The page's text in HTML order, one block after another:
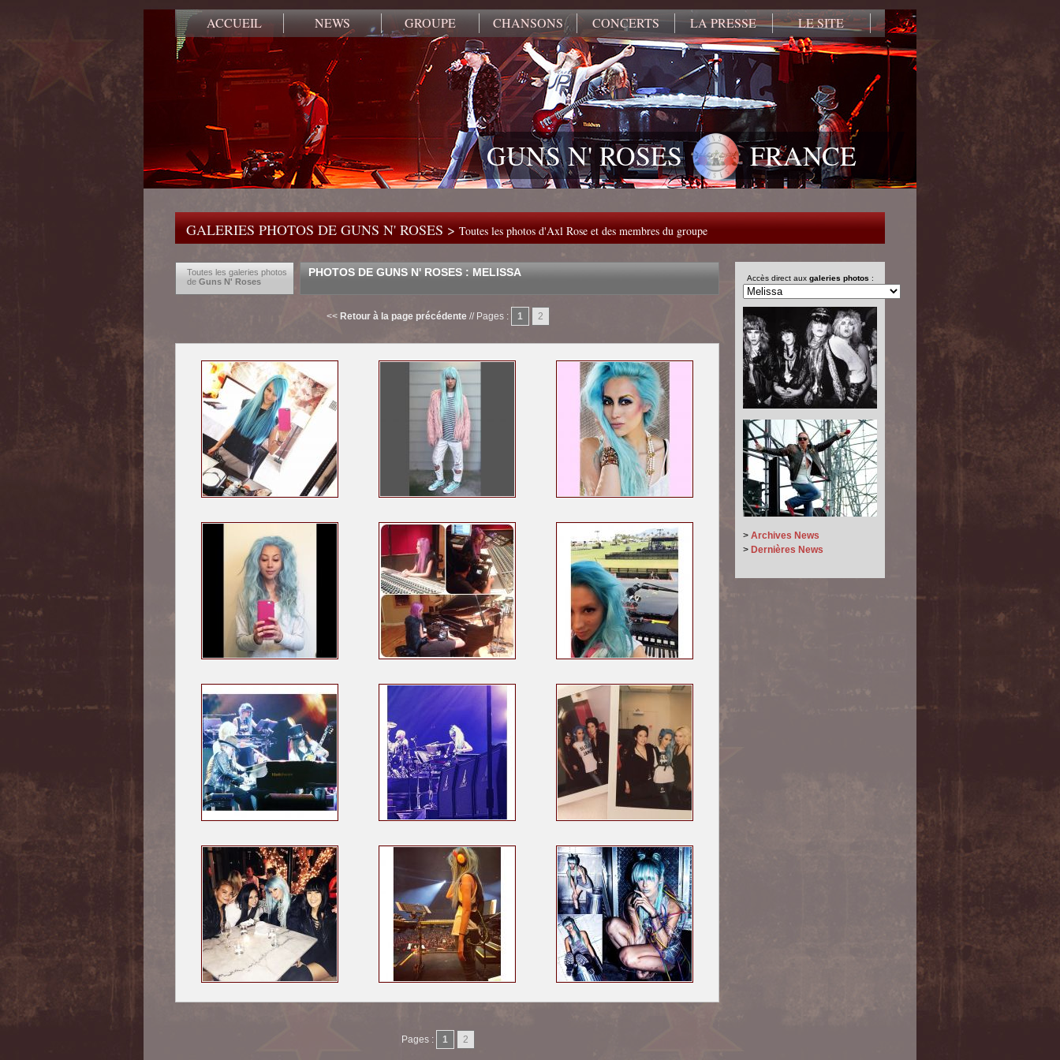
ACCUEIL NEWS GROUPE CHANSONS CONCERTS LA PRESSE LE SITE
GUNS N' ROSES FRANCE
GALERIES PHOTOS DE GUNS N' ROSES > Toutes les photos d'Axl Rose et des membres du groupe
Toutes les galeries photos
de Guns N' Roses
PHOTOS DE GUNS N' ROSES : MELISSA
<< Retour à la page précédente // Pages : 1 2
Pages : 1 2
Accès direct aux galeries photos :
> Archives News
> Dernières News